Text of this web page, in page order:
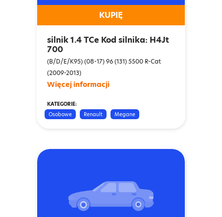
KUPIĘ
silnik 1.4 TCe Kod silnika: H4Jt
700
(B/D/E/K95) (08-17) 96 (131) 5500 R-Cat
(2009-2013)
Więcej informacji
KATEGORIE:
Osobowe
Renault Megane